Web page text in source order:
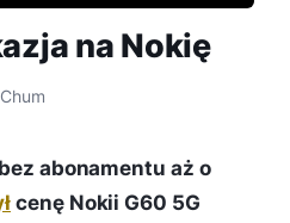
na Nokię
abonamentu aż o
cenę Nokii G60 5G